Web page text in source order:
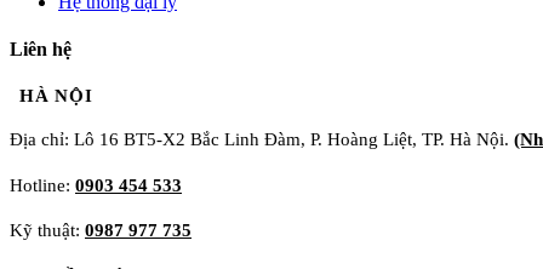
Liên hệ
HÀ NỘI
Địa chỉ: Lô 16 BT5-X2 Bắc Linh Đàm, P. Hoàng Liệt, TP. Hà Nội.
Hotline: 0903 454 533
Kỹ thuật: 0987 977 735